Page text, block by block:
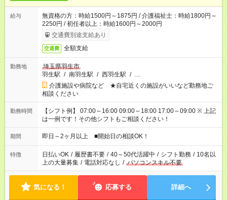
給与
無資格の方：時給1500円～1875円 / 介護福祉士：時給1800円～
2250円 / 初任者以上：時給1600円～2000円
交通費別途支給あり
交通費 全額支給
勤務地
埼玉県羽生市
羽生駅 / 南羽生駅 / 西羽生駅 / …
介護施設や病院など ★自宅近くの施設がいいなど勤務地ご
相談ください
勤務時間
【シフト例】 07:00～16:00 09:00～18:00 17:00～09:00 ※ 上記
は一例です！その他シフトもご相談ください！
期間 即日～2ヶ月以上 ■開始日の相談OK！
特徴 日払いOK / 履歴書不要 / 40～50代活躍中 / シフト勤務 / 10名以
上の大量募集 / 電話対応なし / パソコンスキル不要
気になる！ 応募する 詳細へ